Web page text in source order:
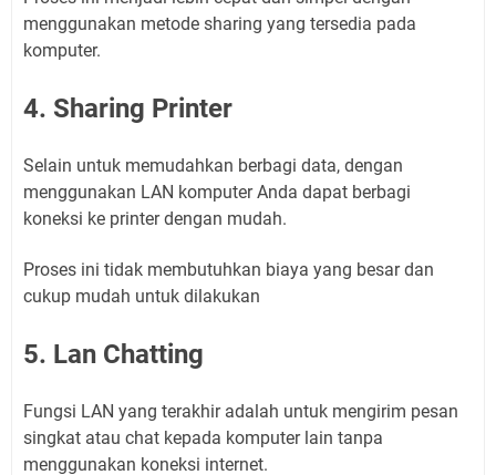
menggunakan metode sharing yang tersedia pada
komputer.
4. Sharing Printer
Selain untuk memudahkan berbagi data, dengan
menggunakan LAN komputer Anda dapat berbagi
koneksi ke printer dengan mudah.
Proses ini tidak membutuhkan biaya yang besar dan
cukup mudah untuk dilakukan
5. Lan Chatting
Fungsi LAN yang terakhir adalah untuk mengirim pesan
singkat atau chat kepada komputer lain tanpa
menggunakan koneksi internet.